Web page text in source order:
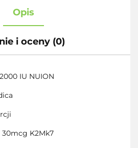
Opis
i oceny (0)
IU NUION
30mcg K2Mk7